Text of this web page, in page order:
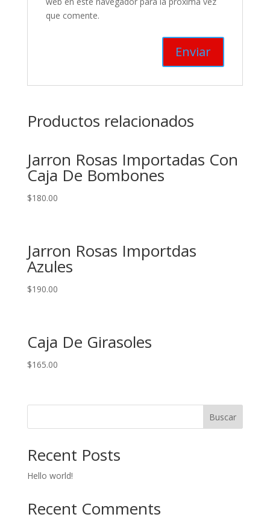
que comente.
Productos relacionados
Jarron Rosas Importadas Con
Caja De Bombones
$180.00
Jarron Rosas Importdas
Azules
$190.00
Caja De Girasoles
$165.00
Buscar
Recent Posts
Hello world!
Recent Comments